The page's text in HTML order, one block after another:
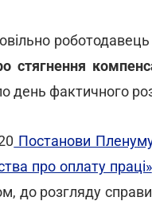
роботодавець
стягнення
день фактичного
Постанови
про оплату праці»
до розгляду